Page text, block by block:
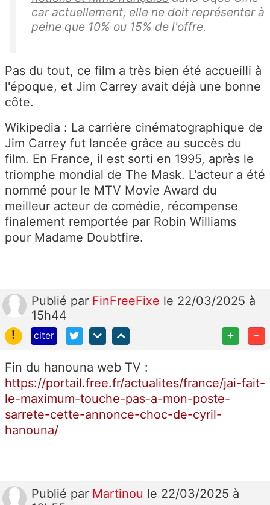
car actuellement, elle ne doit représenter à
peine que 10% ou 15% de l'offre.
Pas du tout, ce film a très bien été accueilli à
l'époque, et Jim Carrey avait déjà une bonne
côte.
Wikipedia : La carrière cinématographique de
Jim Carrey fut lancée grâce au succès du
film. En France, il est sorti en 1995, après le
triomphe mondial de The Mask. L'acteur a été
nommé pour le MTV Movie Award du
meilleur acteur de comédie, récompense
finalement remportée par Robin Williams
pour Madame Doubtfire.
Publié par FinFreeFixe le 22/03/2025 à
15h44
!
citer + -
Fin du hanouna web TV :
https://portail.free.fr/actualites/france/jai-fait-
le-maximum-touche-pas-a-mon-poste-
sarrete-cette-annonce-choc-de-cyril-
hanouna/
Publié par Martinou le 22/03/2025 à